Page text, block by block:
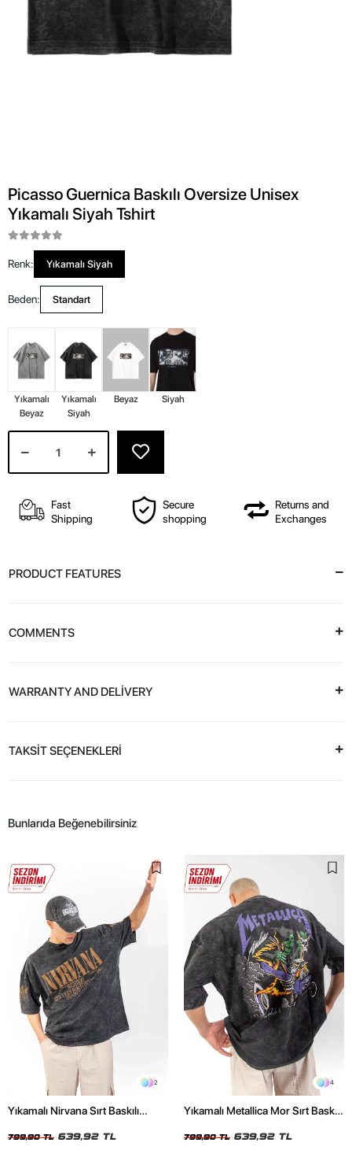
Picasso Guernica Baskılı Oversize Unisex
Yıkamalı Siyah Tshirt
Renk: Yıkamalı Siyah
Beden: Standart
Yıkamalı
Beyaz
Yıkamalı
Siyah
Beyaz Siyah
Fast
Shipping
Secure
shopping
Returns and
Exchanges
PRODUCT FEATURES
COMMENTS
WARRANTY AND DELİVERY
TAKSİT SEÇENEKLERİ
Bunlarıda Beğenebilirsiniz
2
Yıkamalı Nirvana Sırt Baskılı
799,90 TL 639,92 TL
4
Yıkamalı Metallica Mor Sırt Baskılı
799,90 TL 639,92 TL